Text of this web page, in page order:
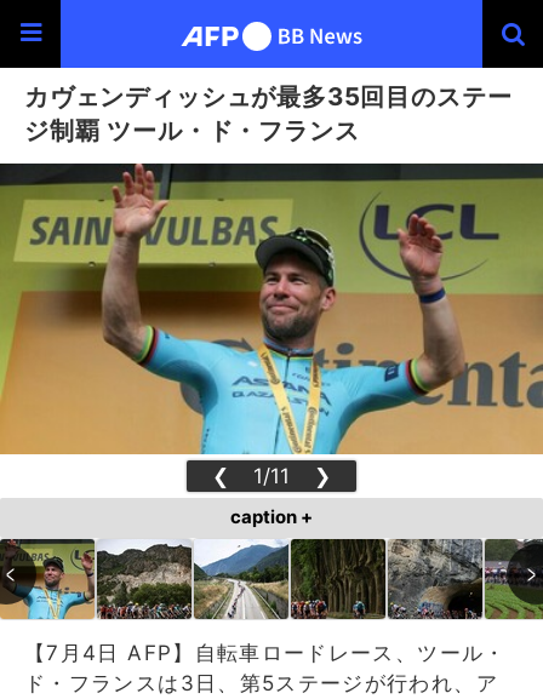
カヴェンディッシュが最多35回目のステー
ジ制覇 ツール・ド・フランス
❮ 1/11 ❯
caption +
【7月4日 AFP】自転車ロードレース、ツール・
ド・フランスは3日、第5ステージが行われ、ア